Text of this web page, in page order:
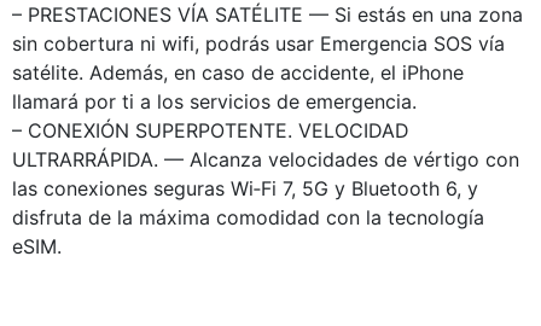
– PRESTACIONES VÍA SATÉLITE — Si estás en una zona
sin cobertura ni wifi, podrás usar Emergencia SOS vía
satélite. Además, en caso de accidente, el iPhone
llamará por ti a los servicios de emergencia.
– CONEXIÓN SUPERPOTENTE. VELOCIDAD
ULTRARRÁPIDA. — Alcanza velocidades de vértigo con
las conexiones seguras Wi‑Fi 7, 5G y Bluetooth 6, y
disfruta de la máxima comodidad con la tecnología
eSIM.